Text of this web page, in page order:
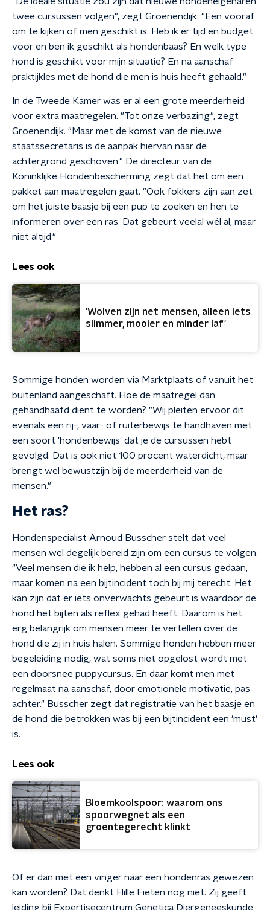
twee cursussen volgen", zegt Groenendijk. "Een vooraf
om te kijken of men geschikt is. Heb ik er tijd en budget
voor en ben ik geschikt als hondenbaas? En welk type
hond is geschikt voor mijn situatie? En na aanschaf
praktijkles met de hond die men is huis heeft gehaald."
In de Tweede Kamer was er al een grote meerderheid
voor extra maatregelen. "Tot onze verbazing", zegt
Groenendijk. "Maar met de komst van de nieuwe
staatssecretaris is de aanpak hiervan naar de
achtergrond geschoven." De directeur van de
Koninklijke Hondenbescherming zegt dat het om een
pakket aan maatregelen gaat. "Ook fokkers zijn aan zet
om het juiste baasje bij een pup te zoeken en hen te
informeren over een ras. Dat gebeurt veelal wél al, maar
niet altijd."
Lees ook
'Wolven zijn net mensen, alleen iets
slimmer, mooier en minder laf'
Sommige honden worden via Marktplaats of vanuit het
buitenland aangeschaft. Hoe de maatregel dan
gehandhaafd dient te worden? "Wij pleiten ervoor dit
evenals een rij-, vaar- of ruiterbewijs te handhaven met
een soort 'hondenbewijs' dat je de cursussen hebt
gevolgd. Dat is ook niet 100 procent waterdicht, maar
brengt wel bewustzijn bij de meerderheid van de
mensen."
Het ras?
Hondenspecialist Arnoud Busscher stelt dat veel
mensen wel degelijk bereid zijn om een cursus te volgen.
"Veel mensen die ik help, hebben al een cursus gedaan,
maar komen na een bijtincident toch bij mij terecht. Het
kan zijn dat er iets onverwachts gebeurt is waardoor de
hond het bijten als reflex gehad heeft. Daarom is het
erg belangrijk om mensen meer te vertellen over de
hond die zij in huis halen. Sommige honden hebben meer
begeleiding nodig, wat soms niet opgelost wordt met
een doorsnee puppycursus. En daar komt men met
regelmaat na aanschaf, door emotionele motivatie, pas
achter." Busscher zegt dat registratie van het baasje en
de hond die betrokken was bij een bijtincident een 'must'
is.
Lees ook
Bloemkoolspoor: waarom ons
spoorwegnet als een
groentegerecht klinkt
Of er dan met een vinger naar een hondenras gewezen
kan worden? Dat denkt Hille Fieten nog niet. Zij geeft
leiding bij Expertisecentrum Genetica Diergeneeskunde